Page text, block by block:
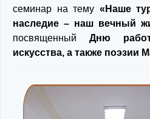
семинар на тему «Наше
наследие – наш вечный
посвященный Дню
искусства, а также поэзии